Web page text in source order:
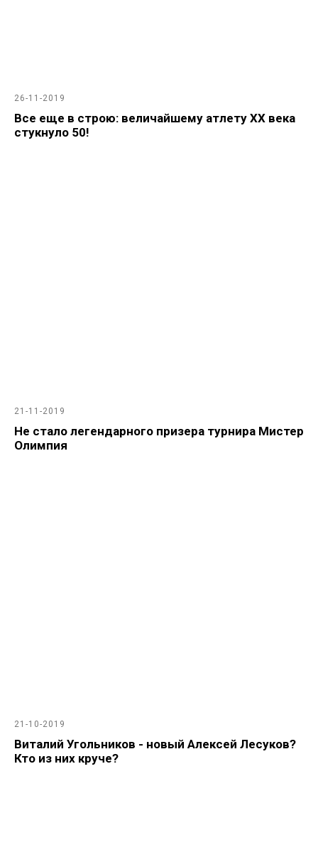
26-11-2019
Все еще в строю: величайшему атлету ХХ века
стукнуло 50!
21-11-2019
Не стало легендарного призера турнира Мистер
Олимпия
21-10-2019
Виталий Угольников - новый Алексей Лесуков?
Кто из них круче?